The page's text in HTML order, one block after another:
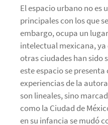
El espacio urbano no es
principales con los que
embargo, ocupa un
intelectual mexicana, ya
otras ciudades han sido
este espacio se
experiencias de la
son lineales, sino
como la Ciudad de
en su infancia se mudó